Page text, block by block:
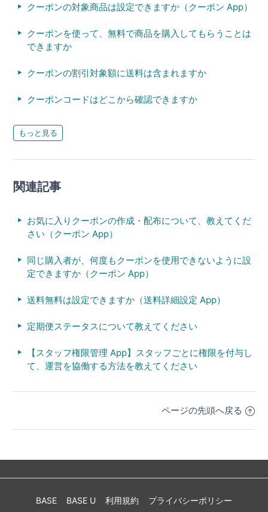
クーポンの対象商品は設定できますか（クーポン App）
クーポンを使って、無料で商品を購入してもらうことは
できますか
クーポンの割引対象額に送料は含まれますか
クーポンコードはどこから確認できますか
もっと見る
関連記事
お気に入りクーポンの作成・配布について、教えてくだ
さい（クーポン App）
同じ購入者が、何度もクーポンを使用できないように設
定できますか（クーポン App）
送料無料は設定できますか（送料詳細設定 App）
定期便ステータスについて教えてください
【スタッフ権限管理 App】スタッフごとに権限を付与し
て、運営を協働する方法を教えてください
ページの先頭へ戻る
BASE BASE U 利用規約 プライバシーポリシー